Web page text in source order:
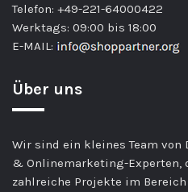
Telefon: +49-221-64000422
Werktags: 09:00 bis 18:00
E-MAIL:
Über uns
Wir sind ein kleines Team
& Onlinemarketing-Experten,
zahlreiche Projekte im